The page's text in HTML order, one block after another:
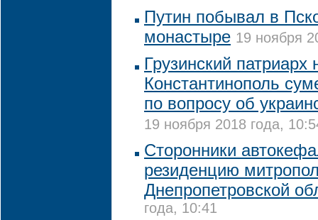
Путин побывал в
монастыре 19 ноября
Грузинский
Константинополь
по вопросу об
19 ноября 2018 года,
Сторонники
резиденцию
Днепропетровской
года, 10:41